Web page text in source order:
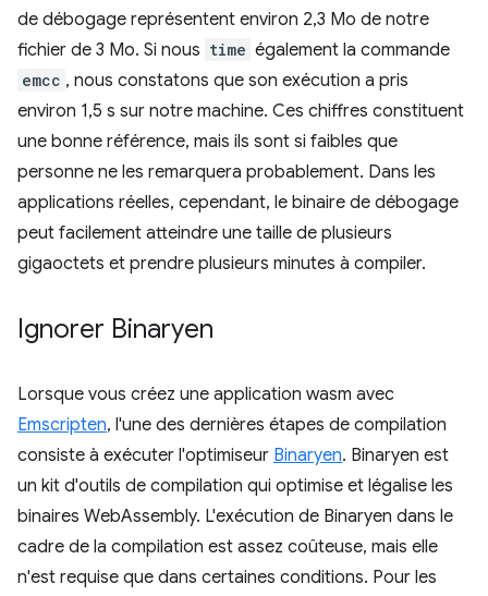
de débogage représentent environ 2,3 Mo de notre
fichier de 3 Mo. Si nous time également la commande
emcc , nous constatons que son exécution a pris
environ 1,5 s sur notre machine. Ces chiffres constituent
une bonne référence, mais ils sont si faibles que
personne ne les remarquera probablement. Dans les
applications réelles, cependant, le binaire de débogage
peut facilement atteindre une taille de plusieurs
gigaoctets et prendre plusieurs minutes à compiler.
Ignorer Binaryen
Lorsque vous créez une application wasm avec
Emscripten, l'une des dernières étapes de compilation
consiste à exécuter l'optimiseur Binaryen. Binaryen est
un kit d'outils de compilation qui optimise et légalise les
binaires WebAssembly. L'exécution de Binaryen dans le
cadre de la compilation est assez coûteuse, mais elle
n'est requise que dans certaines conditions. Pour les